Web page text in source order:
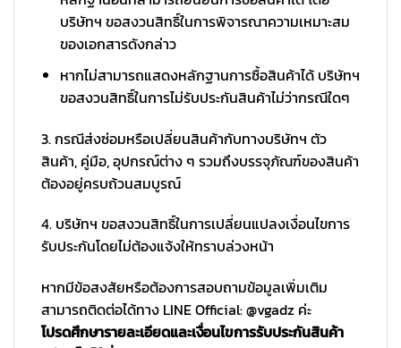
บริษัทฯ ขอสงวนสิทธิ์ในการพิจารณาความเหมาะสม
ของเอกสารดังกล่าว
หากไม่สามารถแสดงหลักฐานการซื้อสินค้าได้ บริษัทฯ
ขอสงวนสิทธิ์ในการไม่รับประกันสินค้าไม่ว่ากรณีใดๆ
3. กรณีส่งซ่อมหรือเปลี่ยนสินค้ากับทางบริษัทฯ ตัว
สินค้า, คู่มือ, อุปกรณ์ต่าง ๆ รวมถึงบรรจุภัณฑ์ของสินค้า
ต้องอยู่ครบถ้วนสมบูรณ์
4. บริษัทฯ ขอสงวนสิทธิ์ในการเปลี่ยนแปลงเงื่อนไขการ
รับประกันโดยไม่ต้องแจ้งให้ทราบล่วงหน้า
หากมีข้อสงสัยหรือต้องการสอบถามข้อมูลเพิ่มเติม
สามารถติดต่อได้ทาง LINE Official: @vgadz ค่ะ
โปรดศึกษารายละเอียดและเงื่อนไขการรับประกันสินค้า